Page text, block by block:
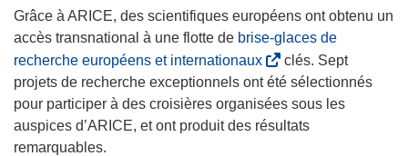
v
e
f
e
n
o
u
v
e
l
Grâce à ARICE, des scientifiques européens ont obtenu un
accès transnational à une flotte de brise-glaces de
recherche européens et internationaux(
s
’
o
clés. Sept
projets de recherche exceptionnels ont été sélectionnés
pour participer à des croisières organisées sous les
auspices d’ARICE, et ont produit des résultats
remarquables.